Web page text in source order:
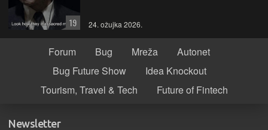
24. ožujka 2026.
19
Forum Bug Mreža
Autonet
Bug Future Show
Idea Knockout
Tourism, Travel & Tech
Future of Fintech
Newsletter